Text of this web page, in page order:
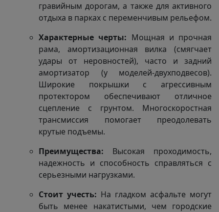
гравийным дорогам, а также для активного
отдыха в парках с переменчивым рельефом.
Характерные черты: Мощная и прочная
рама, амортизационная вилка (смягчает
удары от неровностей), часто и задний
амортизатор (у моделей-двухподвесов).
Широкие покрышки с агрессивным
протектором обеспечивают отличное
сцепление с грунтом. Многоскоростная
трансмиссия помогает преодолевать
крутые подъемы.
Преимущества: Высокая проходимость,
надежность и способность справляться с
серьезными нагрузками.
Стоит учесть: На гладком асфальте могут
быть менее накатистыми, чем городские